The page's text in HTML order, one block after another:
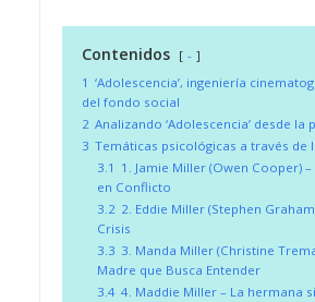
Contenidos
-
1 ‘Adolescencia’, ingeniería
del fondo social
2 Analizando ‘Adolescencia’ desde la
3 Temáticas psicológicas a través de
3.1 1. Jamie Miller (Owen Cooper)
en Conflicto
3.2 2. Eddie Miller (Stephen
Crisis
3.3 3. Manda Miller (Christine
Madre que Busca Entender
3.4 4. Maddie Miller – La hermana